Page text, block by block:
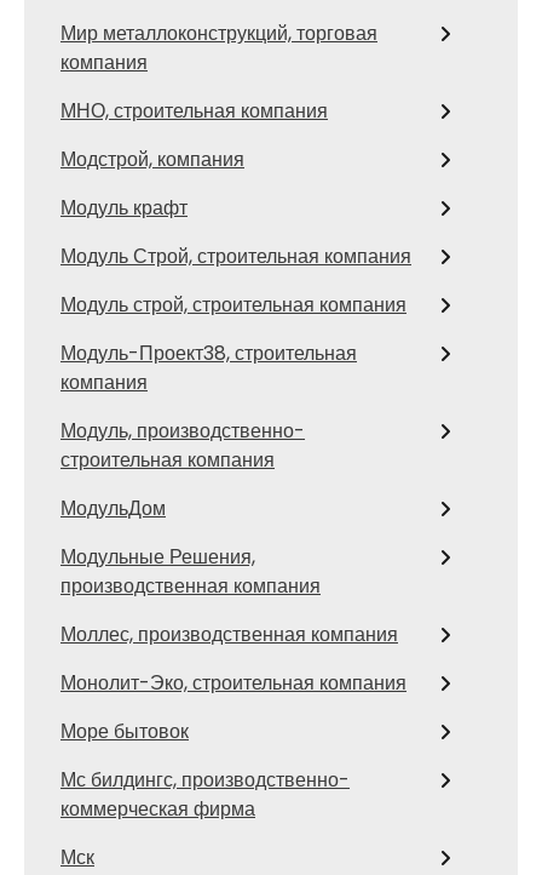
Мир металлоконструкций, торговая
компания
МНО, строительная компания
Модстрой, компания
Модуль крафт
Модуль Строй, строительная компания
Модуль строй, строительная компания
Модуль-Проект38, строительная
компания
Модуль, производственно-
строительная компания
МодульДом
Модульные Решения,
производственная компания
Моллес, производственная компания
Монолит-Эко, строительная компания
Море бытовок
Мс билдингс, производственно-
коммерческая фирма
Мск